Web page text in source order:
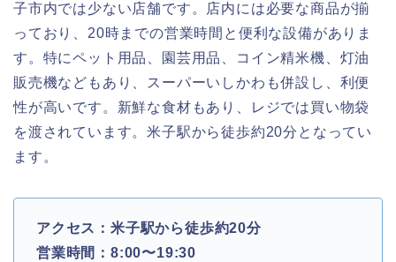
子市内では少ない店舗です。店内には必要な商品が揃
っており、20時までの営業時間と便利な設備がありま
す。特にペット用品、園芸用品、コイン精米機、灯油
販売機などもあり、スーパーいしかわも併設し、利便
性が高いです。新鮮な食材もあり、レジでは買い物袋
を渡されています。米子駅から徒歩約20分となってい
ます。
アクセス：米子駅から徒歩約20分
営業時間：8:00〜19:30